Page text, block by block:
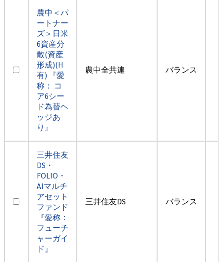
農中＜パ
ートナー
ズ＞日米
6資産分
散(資産
形成)(H
有) 『愛
称： コ
ア6シー
ド為替ヘ
ッジあ
り』
農中全共連 バランス
三井住友
DS・
FOLIO・
AIマルチ
アセット
ファンド
『愛称：
フューチ
ャーガイ
ド』
三井住友DS バランス